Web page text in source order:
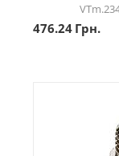
476.24 Грн.